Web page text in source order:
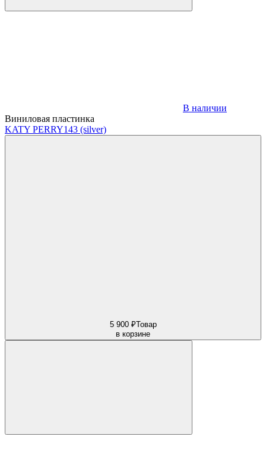
В наличии
Виниловая пластинка
KATY PERRY143 (silver)
5 900 ₽Товар
в корзине